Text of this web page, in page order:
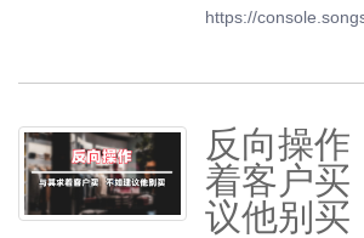
https://
反向操作
着客户买
议他别买